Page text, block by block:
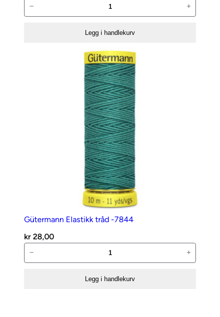
dia.
− +
Legg i handlekurv
Gütermann Elastikk tråd -7844
kr 28,00
Elastikk
− +
Legg i handlekurv